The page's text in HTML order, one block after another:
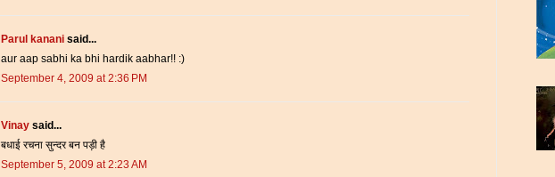
Parul kanani said...
aur aap sabhi ka bhi hardik aabhar!! :)
September 4, 2009 at 2:36 PM
Vinay said...
बधाई रचना सुन्दर बन पड़ी है
September 5, 2009 at 2:23 AM